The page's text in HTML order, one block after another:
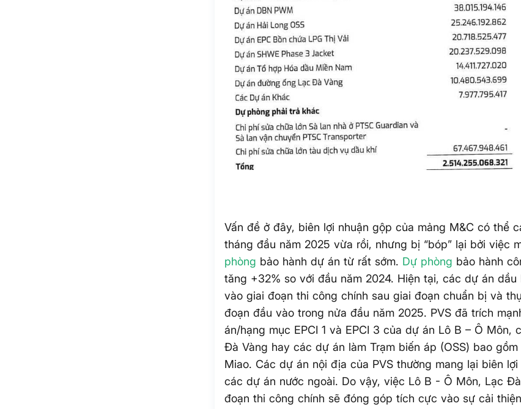
Vấn đề ở đây, biên lợi nhuận gộp của mảng M&C có thể
tháng đầu năm 2025 vừa rồi, nhưng bị “bóp” lại bởi việc
phòng bảo hành dự án từ rất sớm. Dự phòng bảo hành
tăng +32% so với đầu năm 2024. Hiện tại, các dự án dầu
vào giai đoạn thi công chính sau giai đoạn chuẩn bị và
đoạn đầu vào trong nửa đầu năm 2025. PVS đã trích
án/hạng mục EPCI 1 và EPCI 3 của dự án Lô B – Ô Môn,
Đà Vàng hay các dự án làm Trạm biến áp (OSS) bao
Miao. Các dự án nội địa của PVS thường mang lại biên
các dự án nước ngoài. Do vậy, việc Lô B - Ô Môn, Lạc
đoạn thi công chính sẽ đóng góp tích cực vào sự cải